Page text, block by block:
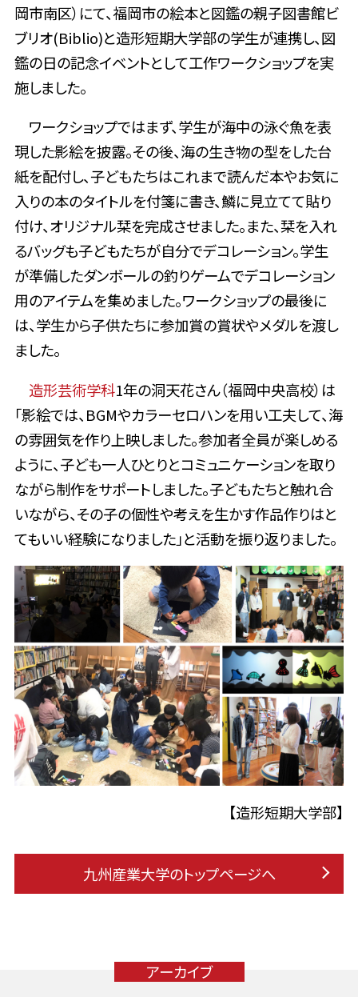
岡市南区）にて、福岡市の絵本と図鑑の親子図書館ビ
ブリオ(Biblio)と造形短期大学部の学生が連携し、図
鑑の日の記念イベントとして工作ワークショップを実
施しました。
ワークショップではまず、学生が海中の泳ぐ魚を表
現した影絵を披露。その後、海の生き物の型をした台
紙を配付し、子どもたちはこれまで読んだ本やお気に
入りの本のタイトルを付箋に書き、鱗に見立てて貼り
付け、オリジナル栞を完成させました。また、栞を入れ
るバッグも子どもたちが自分でデコレーション。学生
が準備したダンボールの釣りゲームでデコレーション
用のアイテムを集めました。ワークショップの最後に
は、学生から子供たちに参加賞の賞状やメダルを渡し
ました。
造形芸術学科1年の洞天花さん（福岡中央高校）は
「影絵では、BGMやカラーセロハンを用い工夫して、海
の雰囲気を作り上映しました。参加者全員が楽しめる
ように、子ども一人ひとりとコミュニケーションを取り
ながら制作をサポートしました。子どもたちと触れ合
いながら、その子の個性や考えを生かす作品作りはと
てもいい経験になりました」と活動を振り返りました。
【造形短期大学部】
九州産業大学のトップページへ
アーカイブ